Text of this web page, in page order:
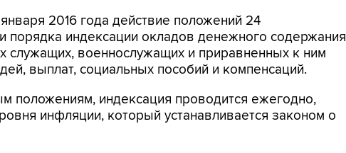
2016 года действие положений 24
порядка индексации окладов денежного содержания
служащих, военнослужащих и приравненных к ним
выплат, социальных пособий и компенсаций.
положениям, индексация проводится ежегодно,
инфляции, который устанавливается законом о